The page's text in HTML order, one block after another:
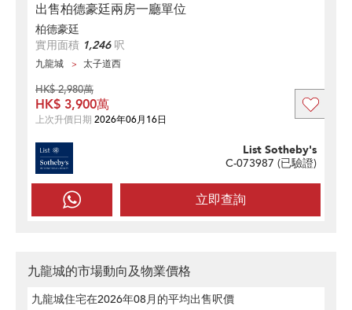
出售柏德豪廷兩房一廳單位
柏德豪廷
實用面積 1,246呎
九龍城 太子道西
立即查詢
List Sotheby's
C-073987 (已驗證)
HK$ 2,980萬
HK$ 3,900萬
上次升價日期 2026年06月16日
九龍城的市場動向及物業價格
九龍城住宅在2026年08月 的平均出售呎價